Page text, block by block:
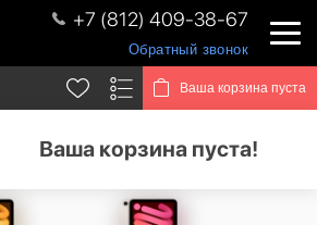
+7 (812) 409-38-67
Обратный звонок
Ваша корзина пуста
Ваша корзина пуста!